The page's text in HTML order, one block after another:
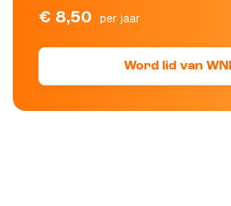
€ 8,50 per jaar
Word lid van